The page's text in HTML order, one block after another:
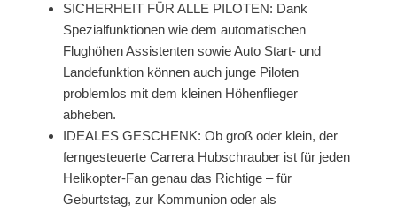
SICHERHEIT FÜR ALLE PILOTEN: Dank
Spezialfunktionen wie dem automatischen
Flughöhen Assistenten sowie Auto Start- und
Landefunktion können auch junge Piloten
problemlos mit dem kleinen Höhenflieger
abheben.
IDEALES GESCHENK: Ob groß oder klein, der
ferngesteuerte Carrera Hubschrauber ist für jeden
Helikopter-Fan genau das Richtige – für
Geburtstag, zur Kommunion oder als